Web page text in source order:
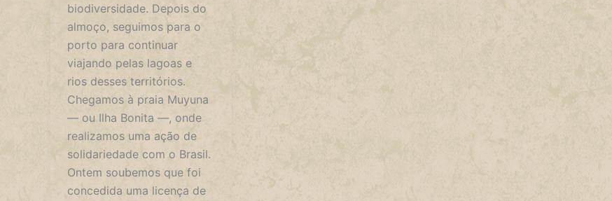
biodiversidade. Depois do
almoço, seguimos para o
porto para continuar
viajando pelas lagoas e
rios desses territórios.
Chegamos à praia Muyuna
— ou Ilha Bonita —, onde
realizamos uma ação de
solidariedade com o Brasil.
Ontem soubemos que foi
concedida uma licença de